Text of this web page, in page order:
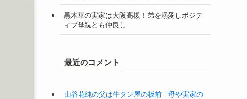
黒木華の実家は大阪高槻！弟を溺愛しポジテ
ィブ母親とも仲良し
最近のコメント
山谷花純の父は牛タン屋の板前！母や実家の